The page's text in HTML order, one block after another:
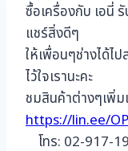
ซื้อเครื่องกับ เอนี่
แชร์สิ่งดีๆ
ให้เพื่อนๆช่างได้
ไว้ใจเรานะคะ
ชมสินค้าต่างๆเพิ่ม
https://lin.ee/
โทร: 02-917-